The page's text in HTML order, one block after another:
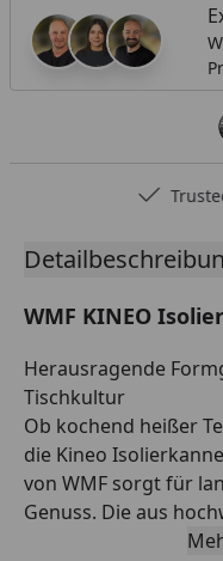
WMF KINEO
Herausragende
Tischkultur
Ob kochend heißer
die Kineo
von WMF sorgt für
Genuss. Die aus
Edelstahl-